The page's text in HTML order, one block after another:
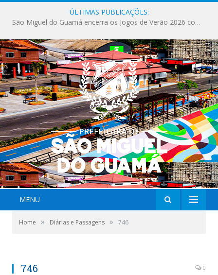
ÚLTIMAS PUBLICAÇÕES:
Milhares de fiéis tomam as ruas de São Miguel do Guamá em uma grande celebração de fé na Marcha para Jesus 2026.
MENU
Home » Diárias e Passagens » 746
746 0